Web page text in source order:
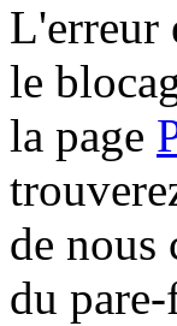
L'erreur
le
la page
de nous
du